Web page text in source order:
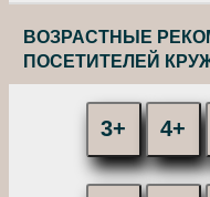
ВОЗРАСТНЫЕ
ПОСЕТИТЕЛЕЙ
3+ 4+